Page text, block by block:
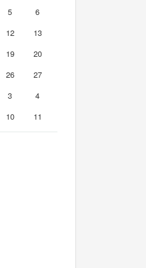
5
6
12
13
19
20
26
27
3
4
10 11